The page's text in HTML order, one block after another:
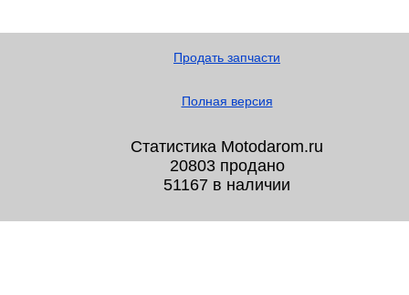
Продать запчасти
Полная версия
Статистика Motodarom.ru
20803 продано
51167 в наличии